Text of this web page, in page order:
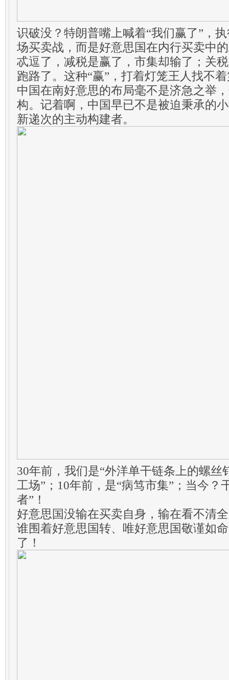
识破没？特朗普嘴上喊着“我们赢了”，
场买卖战，而是好意思国在内行买卖中
忒逗了，减税是赢了，市集却输了；关
跑路了。这种“赢”，打着灯笼王人找不
中国在南好意思的布局毫不是济急之举
构。记着啊，中国早已不是被迫秉承的
新递次的主动构建者。
30年前，我们是“外洋单干链条上的螺丝
工场”；10年前，是“病笃市集”；当今
者”！
好意思国没输在买卖自身，输在看不清
谁围着好意思国转、唯好意思国敬谨如
了！